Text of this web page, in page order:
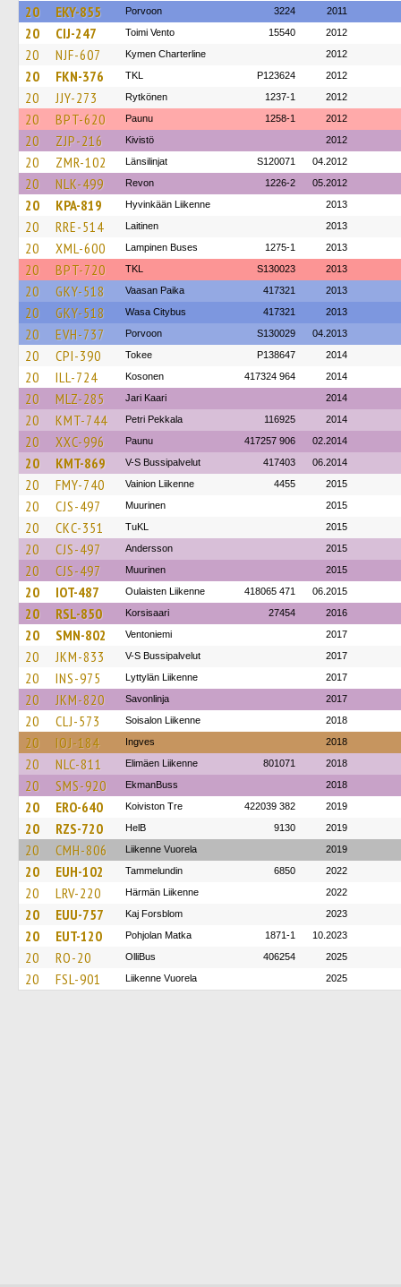
20 EKY-855 Porvoon 3224 2011
20 CIJ-247 Toimi Vento 15540 2012
20 NJF-607 Kymen Charterline 2012
20 FKN-376 TKL P123624 2012
20 JJY-273 Rytkönen 1237-1 2012
20 BPT-620 Paunu 1258-1 2012
20 ZJP-216 Kivistö 2012
20 ZMR-102 Länsilinjat S120071 04.2012
20 NLK-499 Revon 1226-2 05.2012
20 KPA-819 Hyvinkään Liikenne 2013
20 RRE-514 Laitinen 2013
20 XML-600 Lampinen Buses 1275-1 2013
20 BPT-720 TKL S130023 2013
20 GKY-518 Vaasan Paika 417321 2013
20 GKY-518 Wasa Citybus 417321 2013
20 EVH-737 Porvoon S130029 04.2013
20 CPI-390 Tokee P138647 2014
20 ILL-724 Kosonen 417324 964 2014
20 MLZ-285 Jari Kaari 2014
20 KMT-744 Petri Pekkala 116925 2014
20 XXC-996 Paunu 417257 906 02.2014
20 KMT-869 V-S Bussipalvelut 417403 06.2014
20 FMY-740 Vainion Liikenne 4455 2015
20 CJS-497 Muurinen 2015
20 CKC-351 TuKL 2015
20 CJS-497 Andersson 2015
20 CJS-497 Muurinen 2015
20 IOT-487 Oulaisten Liikenne 418065 471 06.2015
20 RSL-850 Korsisaari 27454 2016
20 SMN-802 Ventoniemi 2017
20 JKM-833 V-S Bussipalvelut 2017
20 INS-975 Lyttylän Liikenne 2017
20 JKM-820 Savonlinja 2017
20 CLJ-573 Soisalon Liikenne 2018
20 IOJ-184 Ingves 2018
20 NLC-811 Elimäen Liikenne 801071 2018
20 SMS-920 EkmanBuss 2018
20 ERO-640 Koiviston Tre 422039 382 2019
20 RZS-720 HelB 9130 2019
20 CMH-806 Liikenne Vuorela 2019
20 EUH-102 Tammelundin 6850 2022
20 LRV-220 Härmän Liikenne 2022
20 EUU-757 Kaj Forsblom 2023
20 EUT-120 Pohjolan Matka 1871-1 10.2023
20 RO-20 OlliBus 406254 2025
20 FSL-901 Liikenne Vuorela 2025